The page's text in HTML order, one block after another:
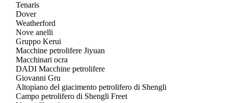
Tenaris
Dover
Weatherford
Nove anelli
Gruppo Kerui
Macchine petrolifere Jiyuan
Macchinari ocra
DADI Macchine petrolifere
Giovanni Gru
Altopiano del giacimento petrolifero di Shengli
Campo petrolifero di Shengli Freet